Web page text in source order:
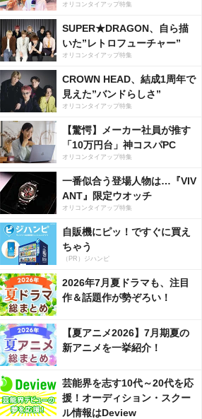
オリコンタイアップ特集
SUPER★DRAGON、自ら描
いた”レトロフューチャー”
オリコンタイアップ特集
CROWN HEAD、結成1周年で
見えた”バンドらしさ”
オリコンタイアップ特集
【驚愕】メーカー社員が推す
「10万円台」神コスパPC
オリコンタイアップ特集
一番似合う登場人物は…『VIV
ANT』限定ウオッチ
オリコンタイアップ特集
自販機にピッ！ですぐに買え
ちゃう
（PR）ジハンピ
2026年7月夏ドラマも、注目
作＆話題作が勢ぞろい！
【夏アニメ2026】7月期夏の
新アニメを一挙紹介！
芸能界を志す10代～20代を応
援！オーディション・スクー
ル情報はDeview